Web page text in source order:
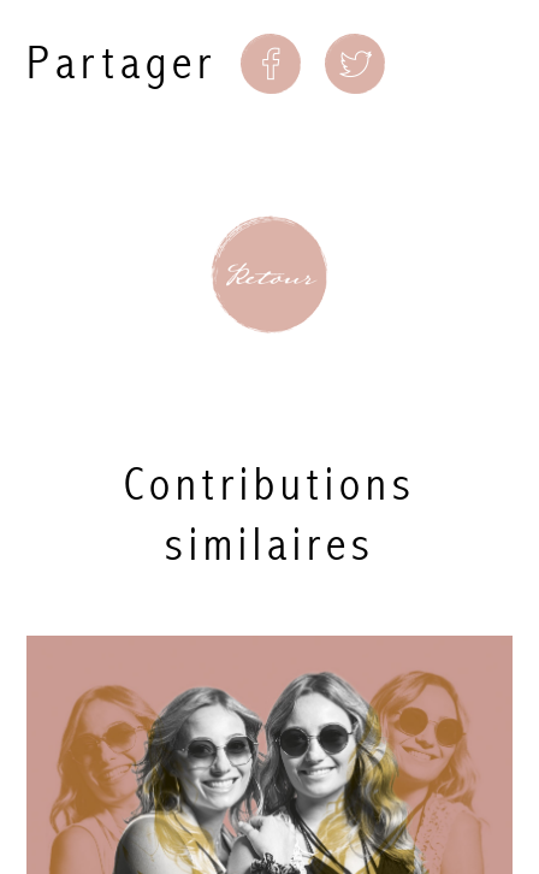
Partager
Contributions
similaires